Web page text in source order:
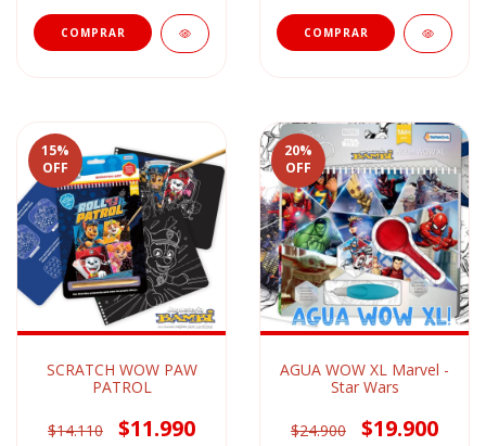
15%
OFF
SCRATCH WOW PAW
PATROL
$14.110 $11.990
20%
OFF
AGUA WOW XL Marvel -
Star Wars
$24.900 $19.900